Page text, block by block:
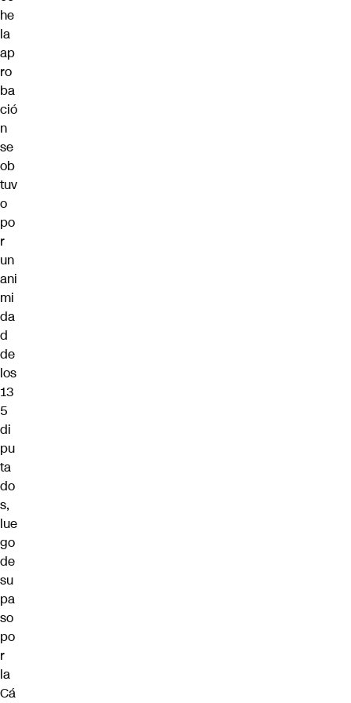
he
la
ap
ro
ba
ció
n
se
ob
tuv
o
po
r
un
ani
mi
da
d
de
los
13
5
di
pu
ta
do
s,
lue
go
de
su
pa
so
po
r
la
Cá